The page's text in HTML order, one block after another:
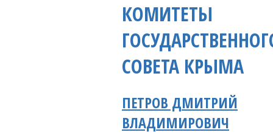
КОМИТЕТЫ
СОВЕТА КРЫМА
ПЕТРОВ ДМИТРИЙ
ВЛАДИМИРОВИЧ